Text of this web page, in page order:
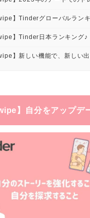
】Tinderグローバルラン
】Tinder日本ランキング♪
】新しい機能で、新しい
】自分をアップデ